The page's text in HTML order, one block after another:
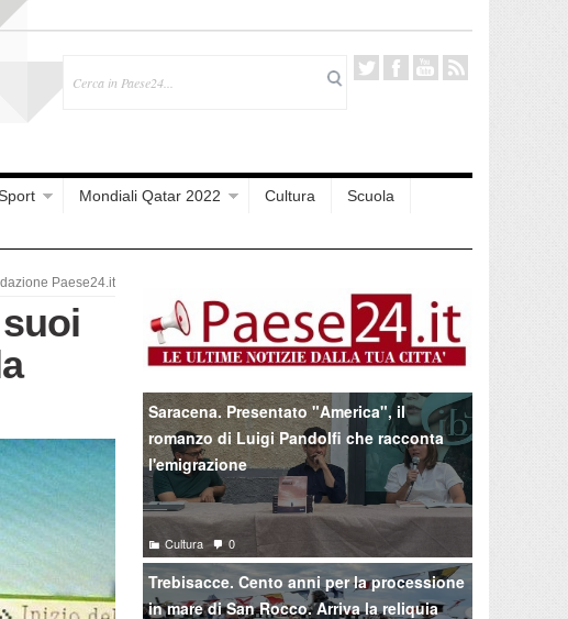
Mondiali Qatar 2022 Cultura
Scuola
Paese24.it
Saracena. Presentato "America", il
romanzo di Luigi Pandolfi che racconta
l'emigrazione
Cultura 0
Trebisacce. Cento anni per la processione
in mare di San Rocco. Arriva la reliquia